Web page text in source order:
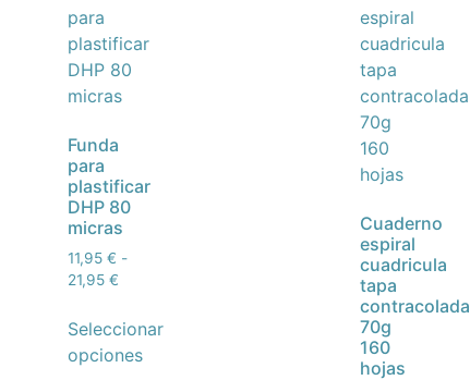
Funda
para
plastificar
DHP 80
micras
11,95 € -
21,95 €
Seleccionar
opciones
Cuaderno
espiral
cuadricula
tapa
contracolada
70g
160
hojas